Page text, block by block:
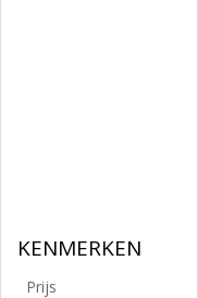
KENMERKEN
Prijs